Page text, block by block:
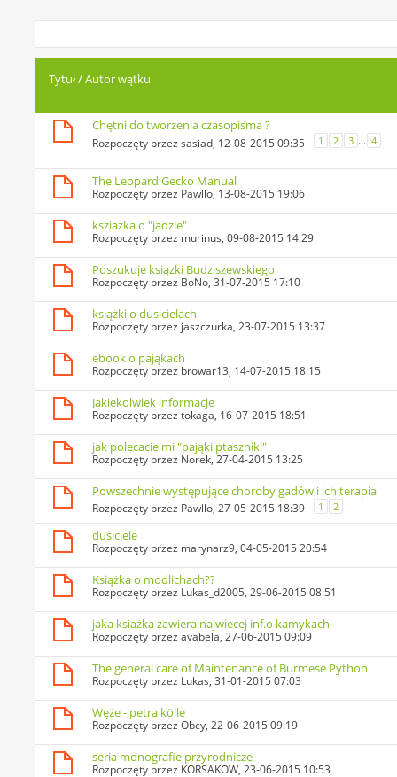
Tytuł/Autor wątku
Chętni do tworzenia czasopisma ?
Rozpoczęty przezsasiad, 12-08-2015 09:35 1 2 3 ... 4
The Leopard Gecko Manual
Rozpoczęty przez Pawllo, 13-08-2015 19:06
ksziazka o "jadzie"
Rozpoczęty przez murinus, 09-08-2015 14:29
Poszukuje ksiązki Budziszewskiego
Rozpoczęty przez BoNo, 31-07-2015 17:10
książki o dusicielach
Rozpoczęty przez jaszczurka, 23-07-2015 13:37
ebook o pająkach
Rozpoczęty przez browar13, 14-07-2015 18:15
Jakiekolwiek informacje
Rozpoczęty przeztokaga, 16-07-2015 18:51
jak polecacie mi "pająki ptaszniki"
Rozpoczęty przez Norek, 27-04-2015 13:25
Powszechnie występujące choroby gadów i ich terapia
Rozpoczęty przez Pawllo, 27-05-2015 18:39 1 2
dusiciele
Rozpoczęty przez marynarz9, 04-05-2015 20:54
Książka o modlichach??
Rozpoczęty przez Lukas_d2005, 29-06-2015 08:51
jaka ksiażka zawiera najwiecej inf.o kamykach
Rozpoczęty przezavabela, 27-06-2015 09:09
The general care of Maintenance of Burmese Python
Rozpoczęty przez Lukas, 31-01-2015 07:03
Węże - petra kölle
Rozpoczęty przezObcy, 22-06-2015 09:19
seria monografie przyrodnicze
Rozpoczęty przez KORSAKOW, 23-06-2015 10:53